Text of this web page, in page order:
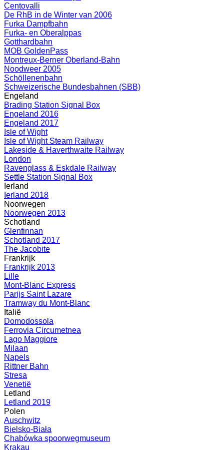
Centovalli
De RhB in de Winter van 2006
Furka Dampfbahn
Furka- en Oberalppas
Gotthardbahn
MOB GoldenPass
Montreux-Berner Oberland-Bahn
Noodweer 2005
Schöllenenbahn
Schweizerische Bundesbahnen (SBB)
Engeland
Brading Station Signal Box
Engeland 2016
Engeland 2017
Isle of Wight
Isle of Wight Steam Railway
Lakeside & Haverthwaite Railway
London
Ravenglass & Eskdale Railway
Settle Station Signal Box
Ierland
Ierland 2018
Noorwegen
Noorwegen 2013
Schotland
Glenfinnan
Schotland 2017
The Jacobite
Frankrijk
Frankrijk 2013
Lille
Mont-Blanc Express
Parijs Saint Lazare
Tramway du Mont-Blanc
Italië
Domodossola
Ferrovia Circumetnea
Lago Maggiore
Milaan
Napels
Rittner Bahn
Stresa
Venetië
Letland
Letland 2019
Polen
Auschwitz
Bielsko-Biała
Chabówka spoorwegmuseum
Krakau